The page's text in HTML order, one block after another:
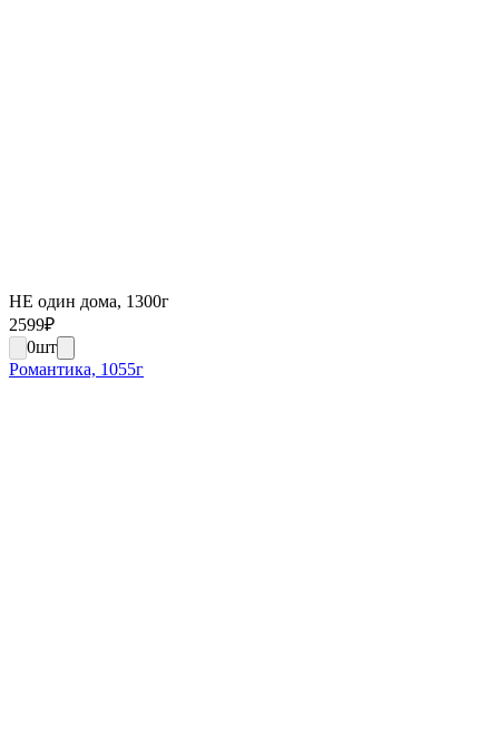
НЕ один дома, 1300г
2599₽
0шт
Романтика, 1055г